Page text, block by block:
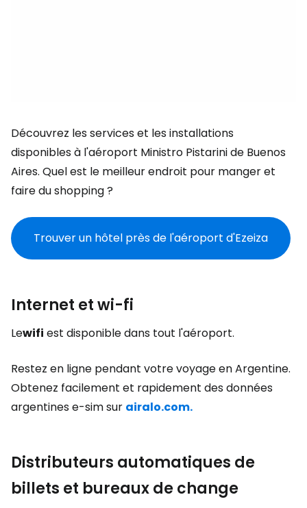
Découvrez les services et les installations
disponibles à l'aéroport Ministro Pistarini de Buenos
Aires. Quel est le meilleur endroit pour manger et
faire du shopping ?
Trouver un hôtel près de l'aéroport d'Ezeiza
Internet et wi-fi
Lewifi est disponible dans tout l'aéroport.
Restez en ligne pendant votre voyage en Argentine.
Obtenez facilement et rapidement des données
argentines e-sim sur airalo.com.
Distributeurs automatiques de
billets et bureaux de change